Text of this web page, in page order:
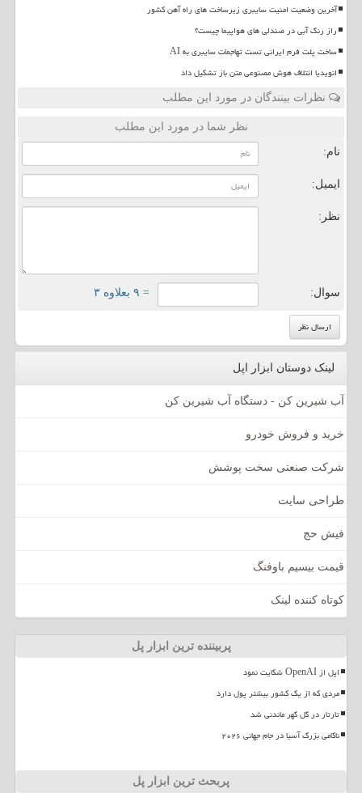
آخرین وضعیت امنیت سایبری زیرساخت های راه آهن کشور
راز رنگ آبی در صندلی های هواپیما چیست؟
ساخت پلت فرم ایرانی تست تهاجمات سایبری به AI
انویدیا ائتلاف هوش مصنوعی متن باز تشکیل داد
نظرات بینندگان در مورد این مطلب
نظر شما در مورد این مطلب
نام:
ایمیل:
نظر:
سوال: = ۹ بعلاوه ۳
لینک دوستان ابزار اپل
آب شیرین کن - دستگاه آب شیرین کن
خرید و فروش خودرو
شرکت صنعتی سخت پوشش
طراحی سایت
فیش حج
قیمت بیسیم باوفنگ
کوتاه کننده لینک
پربیننده ترین ابزار پل
اپل از OpenAI شکایت نمود
مردی که از یک کشور بیشتر پول دارد
تارتار در گل گهر ماندنی شد
ناکامی بزرگ آسیا در جام جهانی ۲۰۲۶
پربحث ترین ابزار پل